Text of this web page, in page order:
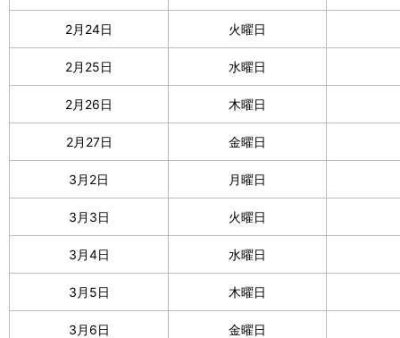
2月24日 火曜日
2月25日 水曜日
2月26日 木曜日
2月27日 金曜日
3月2日 月曜日
3月3日 火曜日
3月4日 水曜日
3月5日 木曜日
3月6日 金曜日